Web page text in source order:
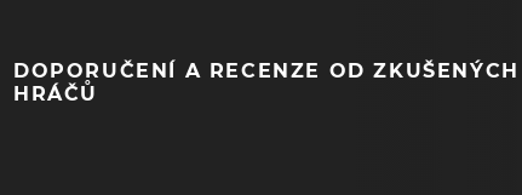
DOPORUČENÍ A RECENZE OD ZKUŠENÝCH
HRÁČŮ